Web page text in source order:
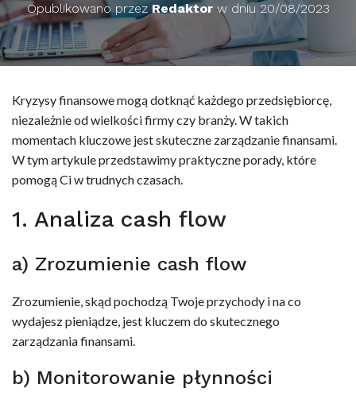
Opublikowano przez Redaktorw dniu 20/08/2023
Kryzysy finansowe mogą dotknąć każdego przedsiębiorcę,
niezależnie od wielkości firmy czy branży. W takich
momentach kluczowe jest skuteczne zarządzanie finansami.
W tym artykule przedstawimy praktyczne porady, które
pomogą Ci w trudnych czasach.
1. Analiza cash flow
a) Zrozumienie cash flow
Zrozumienie, skąd pochodzą Twoje przychody i na co
wydajesz pieniądze, jest kluczem do skutecznego
zarządzania finansami.
b) Monitorowanie płynności